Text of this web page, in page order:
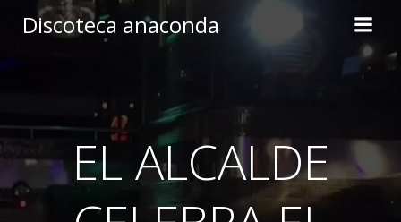
to
Discoteca anaconda
EL ALCALDE